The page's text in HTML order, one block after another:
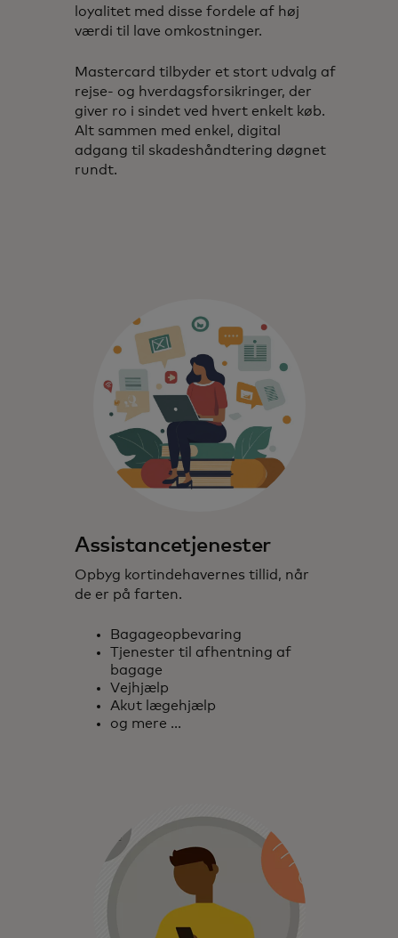
loyalitet med disse fordele af høj
værdi til lave omkostninger.
Mastercard tilbyder et stort udvalg af
rejse- og hverdagsforsikringer, der
giver ro i sindet ved hvert enkelt køb.
Alt sammen med enkel, digital
adgang til skadeshåndtering døgnet
rundt.
Assistancetjenester
Opbyg kortindehavernes tillid, når
de er på farten.
Bagageopbevaring
Tjenester til afhentning af
bagage
Vejhjælp
Akut lægehjælp
og mere ...